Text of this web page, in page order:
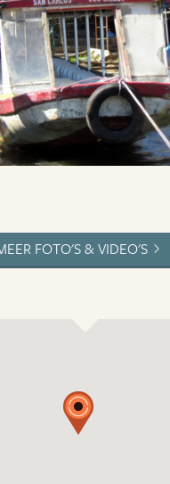
FOTO'S & VIDEO'S